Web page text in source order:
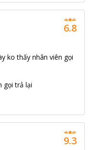
ko thấy nhân viên gọi
gọi trả lại
6.8
9.3